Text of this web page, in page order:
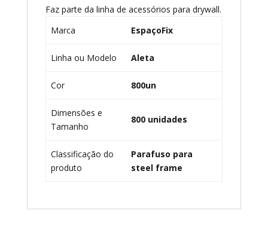
Faz parte da linha de acessórios para drywall.
Marca
EspaçoFix
Linha ou Modelo Aleta
Cor 800un
Dimensões e
Tamanho
800 unidades
Classificação do
produto
Parafuso para
steel frame